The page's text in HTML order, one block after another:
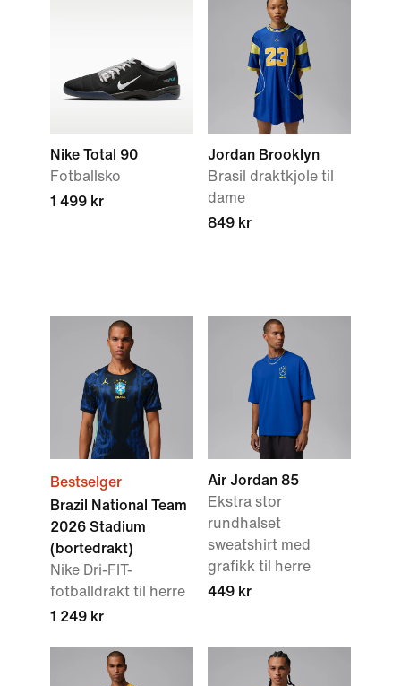
Nike Total 90
Fotballsko
1 499 kr
Jordan Brooklyn
Brasil draktkjole til
dame
849 kr
Bestselger
Brazil National Team
2026 Stadium
(bortedrakt)
Nike Dri-FIT-
fotballdrakt til herre
1 249 kr
Air Jordan 85
Ekstra stor
rundhalset
sweatshirt med
grafikk til herre
449 kr